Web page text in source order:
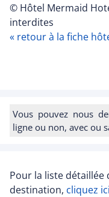
© Hôtel Mermaid
interdites
« retour à la fiche
Vous pouvez nous
ligne ou non, avec ou
Pour la liste détaillée
destination, cliquez ici